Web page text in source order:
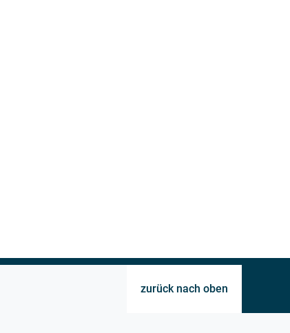
zurück nach oben